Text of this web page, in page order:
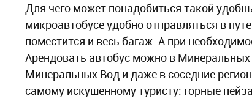
Для чего может понадобиться такой
микроавтобусе удобно отправляться в
поместится и весь багаж. А при
Арендовать автобус можно в Минеральных
Минеральных Вод и даже в соседние
самому искушенному туристу: горные